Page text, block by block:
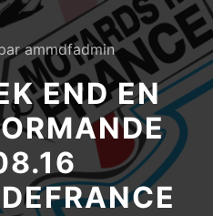
ammdfadmin
END EN